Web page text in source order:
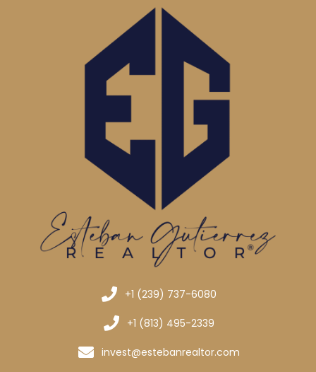
+1 (239) 737-6080
+1 (813) 495-2339
invest@estebanrealtor.com